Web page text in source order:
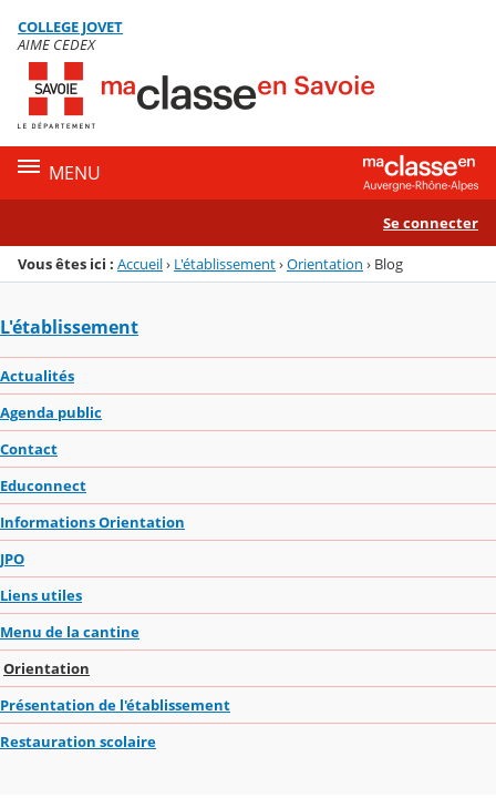
Menu de la rubrique
Contenu
COLLEGE JOVET
AIME CEDEX
MENU
Se connecter
Vous êtes ici : Accueil› L'établissement›Orientation › Blog
L'établissement
Actualités
Agenda public
Contact
Educonnect
Informations Orientation
JPO
Liens utiles
Menu de la cantine
Orientation
Présentation de l'établissement
Restauration scolaire